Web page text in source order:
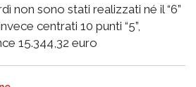
non sono stati realizzati né il “6”
centrati 10 punti “5”,
15.344,32 euro